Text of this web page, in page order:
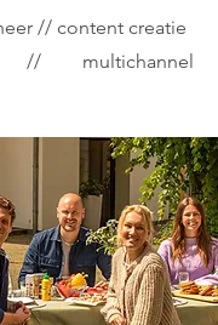
// content creatie
multichannel